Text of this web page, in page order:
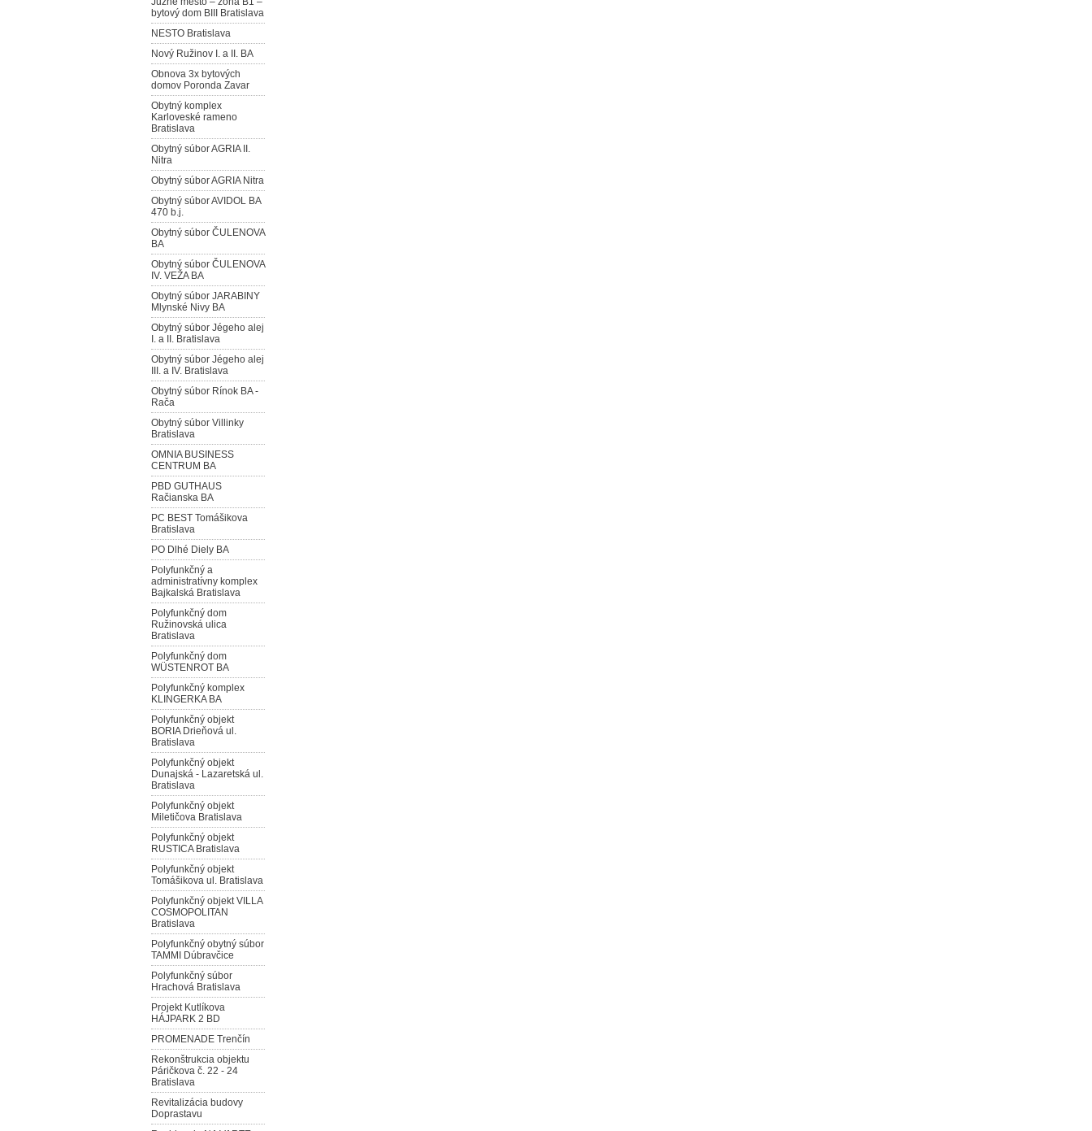
bytový dom BIII Bratislava
NESTO Bratislava
Nový Ružinov I. a II. BA
Obnova 3x bytových
domov Poronda Zavar
Obytný komplex
Karloveské rameno
Bratislava
Obytný súbor AGRIA II.
Nitra
Obytný súbor AGRIA Nitra
Obytný súbor AVIDOL BA
470 b.j.
Obytný súbor ČULENOVA
BA
Obytný súbor ČULENOVA
IV. VEŽA BA
Obytný súbor JARABINY
Mlynské Nivy BA
Obytný súbor Jégeho alej
I. a II. Bratislava
Obytný súbor Jégeho alej
III. a IV. Bratislava
Obytný súbor Rínok BA -
Rača
Obytný súbor Villinky
Bratislava
OMNIA BUSINESS
CENTRUM BA
PBD GUTHAUS
Račianska BA
PC BEST Tomášikova
Bratislava
PO Dlhé Diely BA
Polyfunkčný a
administratívny komplex
Bajkalská Bratislava
Polyfunkčný dom
Ružinovská ulica
Bratislava
Polyfunkčný dom
WÜSTENROT BA
Polyfunkčný komplex
KLINGERKA BA
Polyfunkčný objekt
BORIA Drieňová ul.
Bratislava
Polyfunkčný objekt
Dunajská - Lazaretská ul.
Bratislava
Polyfunkčný objekt
Miletičova Bratislava
Polyfunkčný objekt
RUSTICA Bratislava
Polyfunkčný objekt
Tomášikova ul. Bratislava
Polyfunkčný objekt VILLA
COSMOPOLITAN
Bratislava
Polyfunkčný obytný súbor
TAMMI Dúbravčice
Polyfunkčný súbor
Hrachová Bratislava
Projekt Kutlíkova
HÁJPARK 2 BD
PROMENADE Trenčín
Rekonštrukcia objektu
Páričkova č. 22 - 24
Bratislava
Revitalizácia budovy
Doprastavu